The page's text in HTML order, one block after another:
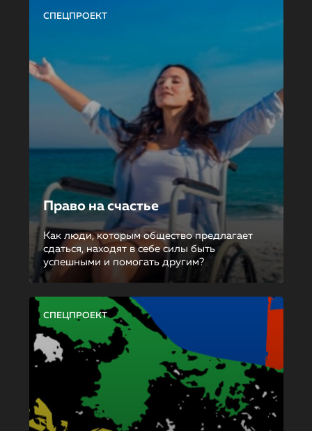
СПЕЦПРОЕКТ
Право на счастье
Как люди, которым общество предлагает
сдаться, находят в себе силы быть
успешными и помогать другим?
СПЕЦПРОЕКТ